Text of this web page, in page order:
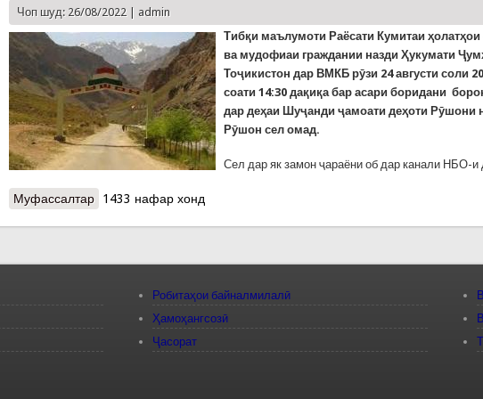
Чоп шуд: 26/08/2022 | admin
Тибқи маълумоти Раёсати Кумитаи
ва мудофиаи граждании назди Ҳукумати
Тоҷикистон дар ВМКБ рӯзи 24 августи соли
соати 14:30 дақиқа бар асари боридани
дар деҳаи Шуҷанди ҷамоати деҳоти Рӯшони
Рӯшон сел омад.
Сел дар як замон ҷараёни об дар канали НБО-и
Муфассалтар о Сел дар Рӯшон ба ду ҳавлии сокинон зарар расонд. 68 хоҷагии
1433 нафар хонд
Робитаҳои байналмилалӣ
Ҳамоҳангсозӣ
Ҷасорат